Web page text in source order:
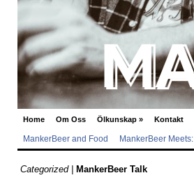
Home Om Oss Ölkunskap » Kontakt
MankerBeer and Food MankerBeer Meets:
Categorized | MankerBeer Talk